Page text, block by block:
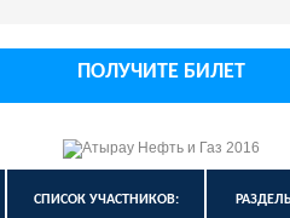
ПОЛУЧИТЕ БИЛЕТ
СПИСОК УЧАСТНИКОВ: